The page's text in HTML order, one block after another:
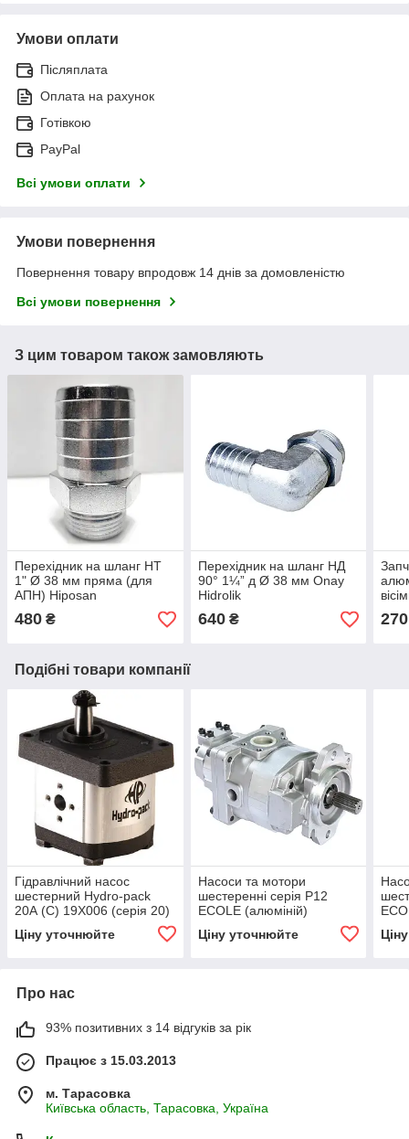
Умови оплати
Післяплата
Оплата на рахунок
Готівкою
PayPal
Всі умови оплати
Умови повернення
Повернення товару впродовж 14 днів за домовленістю
Всі умови повернення
З цим товаром також замовляють
Перехідник на шланг НТ
1" Ø 38 мм пряма (для
АПН) Hiposan
480 ₴
Перехідник на шланг НД
90° 1¼” д Ø 38 мм Onay
Hidrolik
640₴ 270
Подібні товари компанії
Гідравлічний насос
шестерний Hydro-pack
20А (С) 19X006 (серія 20)
Ціну уточнюйте
Насоси та мотори
шестеренні серія P12
ECOLE (алюміній)
Ціну уточнюйте
Про нас
93% позитивних з 14 відгуків за рік
Працює з 15.03.2013
м. Тарасовка
Київська область, Тарасовка, Україна